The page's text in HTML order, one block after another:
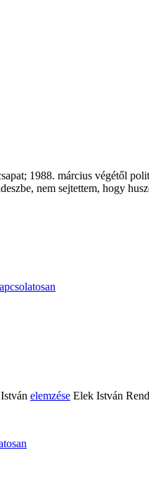
1988. március végétől
nem sejtettem, hogy
elemzése Elek István